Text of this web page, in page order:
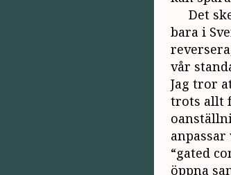
Det
bara i
vår
Jag tror
trots allt
“gated
öppna